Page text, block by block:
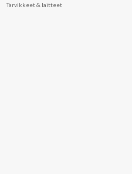
Tarvikkeet & laitteet